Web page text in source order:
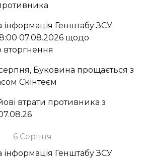
Генштабу ЗСУ
07.08.2026 щодо
вторгнення
Буковина прощається з
Скінтеєм
втрати противника з
6 Серпня
Генштабу ЗСУ